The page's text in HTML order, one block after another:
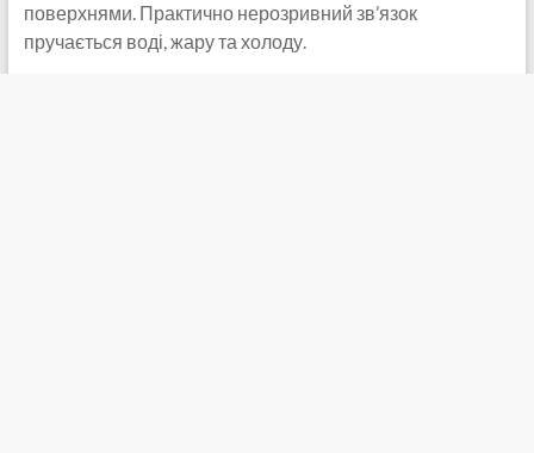
поверхнями. Практично нерозривний зв’язок
пручається воді, жару та холоду.